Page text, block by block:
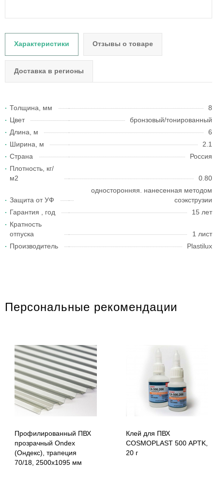
Характеристики Отзывы о товаре
Доставка в регионы
Толщина, мм
8
Цвет
бронзовый/тонированный
Длина, м
6
Ширина, м
2.1
Страна
Россия
Плотность, кг/
м2
0.80
Защита от УФ
односторонняя. нанесенная методом
соэкструзии
Гарантия , год
15 лет
Кратность
отпуска
1 лист
Производитель
Plastilux
Персональные рекомендации
Профилированный ПВХ
прозрачный Ondex
(Ондекс), трапеция
70/18, 2500х1095 мм
Клей для ПВХ
COSMOPLAST 500 APTK,
20 г